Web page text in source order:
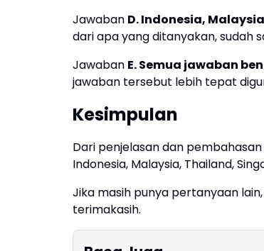
Jawaban D. Indonesia,
dari apa yang ditanyakan, sudah
Jawaban E. Semua jawaban
jawaban tersebut lebih tepat
Kesimpulan
Dari penjelasan dan
Indonesia, Malaysia, Thailand,
Jika masih punya pertanyaan
terimakasih.